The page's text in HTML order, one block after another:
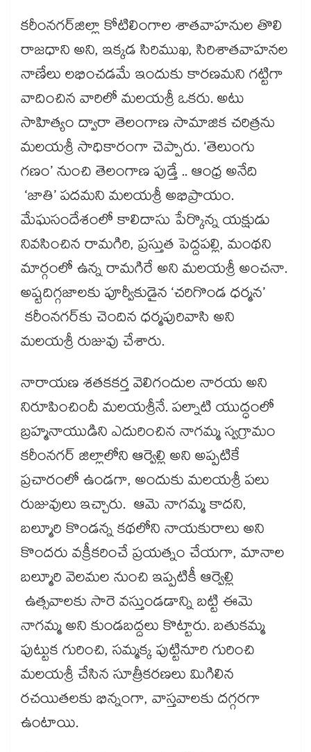
కరీంనగర్​జిల్లా కోటిలింగాల శాతవాహనుల తొలి
రాజధాని అని, ఇక్కడ సిరిముఖ, సిరిశాతవాహనల
నాణేలు లభించడమే ఇందుకు కారణమని గట్టిగా
వాదించిన వారిలో మలయశ్రీ ఒకరు. అటు
సాహిత్యం ద్వారా తెలంగాణ సామాజిక చరిత్రను
మలయశ్రీ సాధికారంగా చెప్పారు. ‘తెలుంగు
గణం’ నుంచి తెలంగాణ పుడ్తే .. ఆంధ్ర అనేది
‘జాతి’ పదమని మలయశ్రీ అభిప్రాయం.
మేఘసందేశంలో కాలిదాసు పేర్కొన్న యక్షుడు
నివసించిన రామగిరి, ప్రస్తుత పెద్దపల్లి, మంథని
మార్గంలో ఉన్న రామగిరే అని మలయశ్రీ అంచనా.
అష్టదిగ్గజాలకు పూర్వీకుడైన ‘చరిగొండ ధర్మన’
కరీంనగర్​కు చెందిన ధర్మపురివాసి అని
మలయశ్రీ రుజువు చేశారు.
నారాయణ శతకకర్త వెలిగందుల నారయ అని
నిరూపించిందీ మలయశ్రీనే. పల్నాటి యుద్ధంలో
బ్రహ్మనాయుడిని ఎదురించిన నాగమ్మ స్వగ్రామం
కరీంనగర్​ జిల్లాలోని ఆర్వెల్లి అని అప్పటికే
ప్రచారంలో ఉండగా, అందుకు మలయశ్రీ పలు
రుజువులు ఇచ్చారు. ఆమె నాగమ్మ కాదని,
బల్మూరి కొండన్న కథలోని నాయకురాలు అని
కొందరు వక్రీకరించే ప్రయత్నం చేయగా, మానాల
బల్మూరి వెలమల నుంచి ఇప్పటికీ ఆర్వెల్లి
ఉత్సవాలకు సారె వస్తుండడాన్ని బట్టి ఈమె
నాగమ్మ అని కుండబద్దలు కొట్టారు. బతుకమ్మ
పుట్టుక గురించి, సమ్మక్క పుట్టినూరి గురించి
మలయశ్రీ చేసిన సూత్రీకరణలు మిగిలిన
రచయితలకు భిన్నంగా, వాస్తవాలకు దగ్గరగా
ఉంటాయి.